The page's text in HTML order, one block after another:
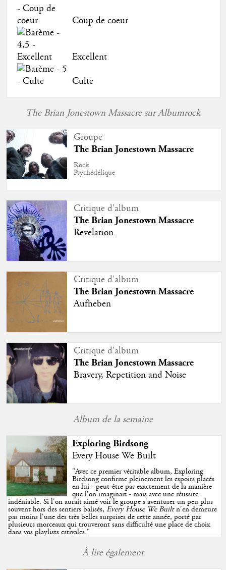
Coup de coeur
Excellent
Culte
The Brian Jonestown Massacre sur Albumrock
Groupe
The Brian Jonestown Massacre
Rock
Psychédélique
Critique d'album
The Brian Jonestown Massacre
Revelation
Critique d'album
The Brian Jonestown Massacre
Aufheben
Critique d'album
The Brian Jonestown Massacre
Bravery, Repetition and Noise
Album de la semaine
Exploring Birdsong
Every House We Built
"Avec ce premier véritable album, Exploring
Birdsong confirme pleinement les espoirs placés
en lui - peut-être pas exactement de la manière
que l'on imaginait - mais avec une réussite
indéniable. Si l'on aurait aimé voir le groupe s'aventurer un peu plus
souvent hors des sentiers balisés,Every House We Builtn'en demeure
pas moins l'une des très belles surprises de cette année, porté par
plusieurs morceaux qui trouveront sans difficulté une place de choix
dans vos playlists estivales."
À lire également